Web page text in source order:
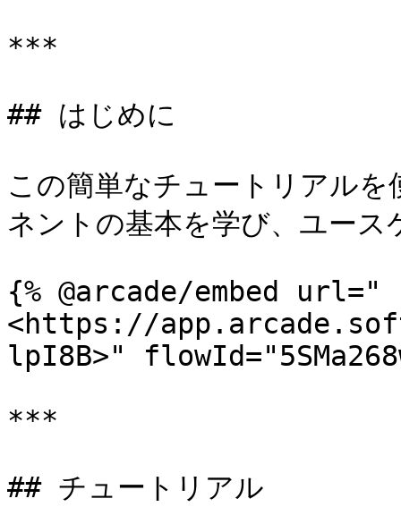
***
## はじめに
この簡単なチュートリア
ネントの基本を学び、ユー
{% @arcade/embed url="
<https://
lpI8B>"
***
## チュートリアル